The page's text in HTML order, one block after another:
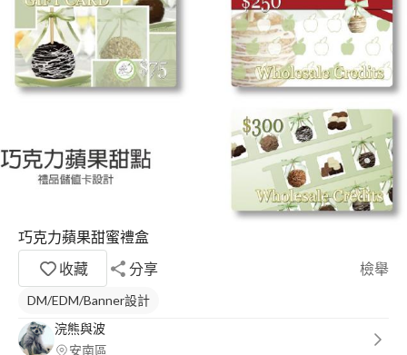
巧克力蘋果甜蜜禮盒
收藏
分享 檢舉
DM/EDM/Banner設計
浣熊與波
安南區